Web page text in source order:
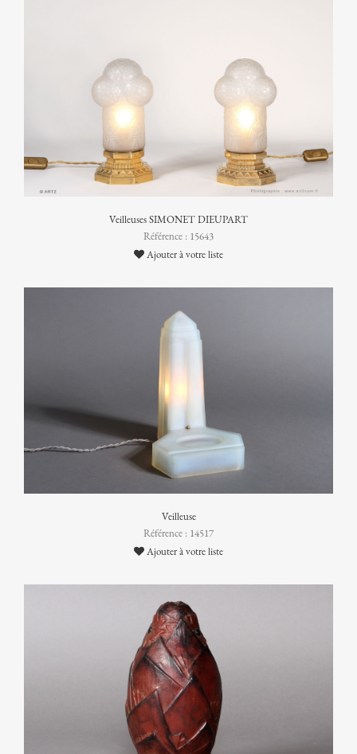
Veilleuses SIMONET DIEUPART
Référence : 15643
Ajouter à votre liste
Veilleuse
Référence : 14517
Ajouter à votre liste